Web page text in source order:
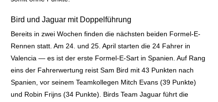
Bird und Jaguar mit Doppelführung
Bereits in zwei Wochen finden die nächsten beiden Formel-E-
Rennen statt. Am 24. und 25. April starten die 24 Fahrer in
Valencia — es ist der erste Formel-E-Sart in Spanien. Auf Rang
eins der Fahrerwertung reist Sam Bird mit 43 Punkten nach
Spanien, vor seinem Teamkollegen Mitch Evans (39 Punkte)
und Robin Frijns (34 Punkte). Birds Team Jaguar führt die